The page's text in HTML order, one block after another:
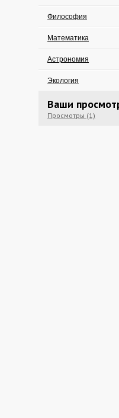
Философия
Математика
Астрономия
Экология
Ваши
Просмотры (1)